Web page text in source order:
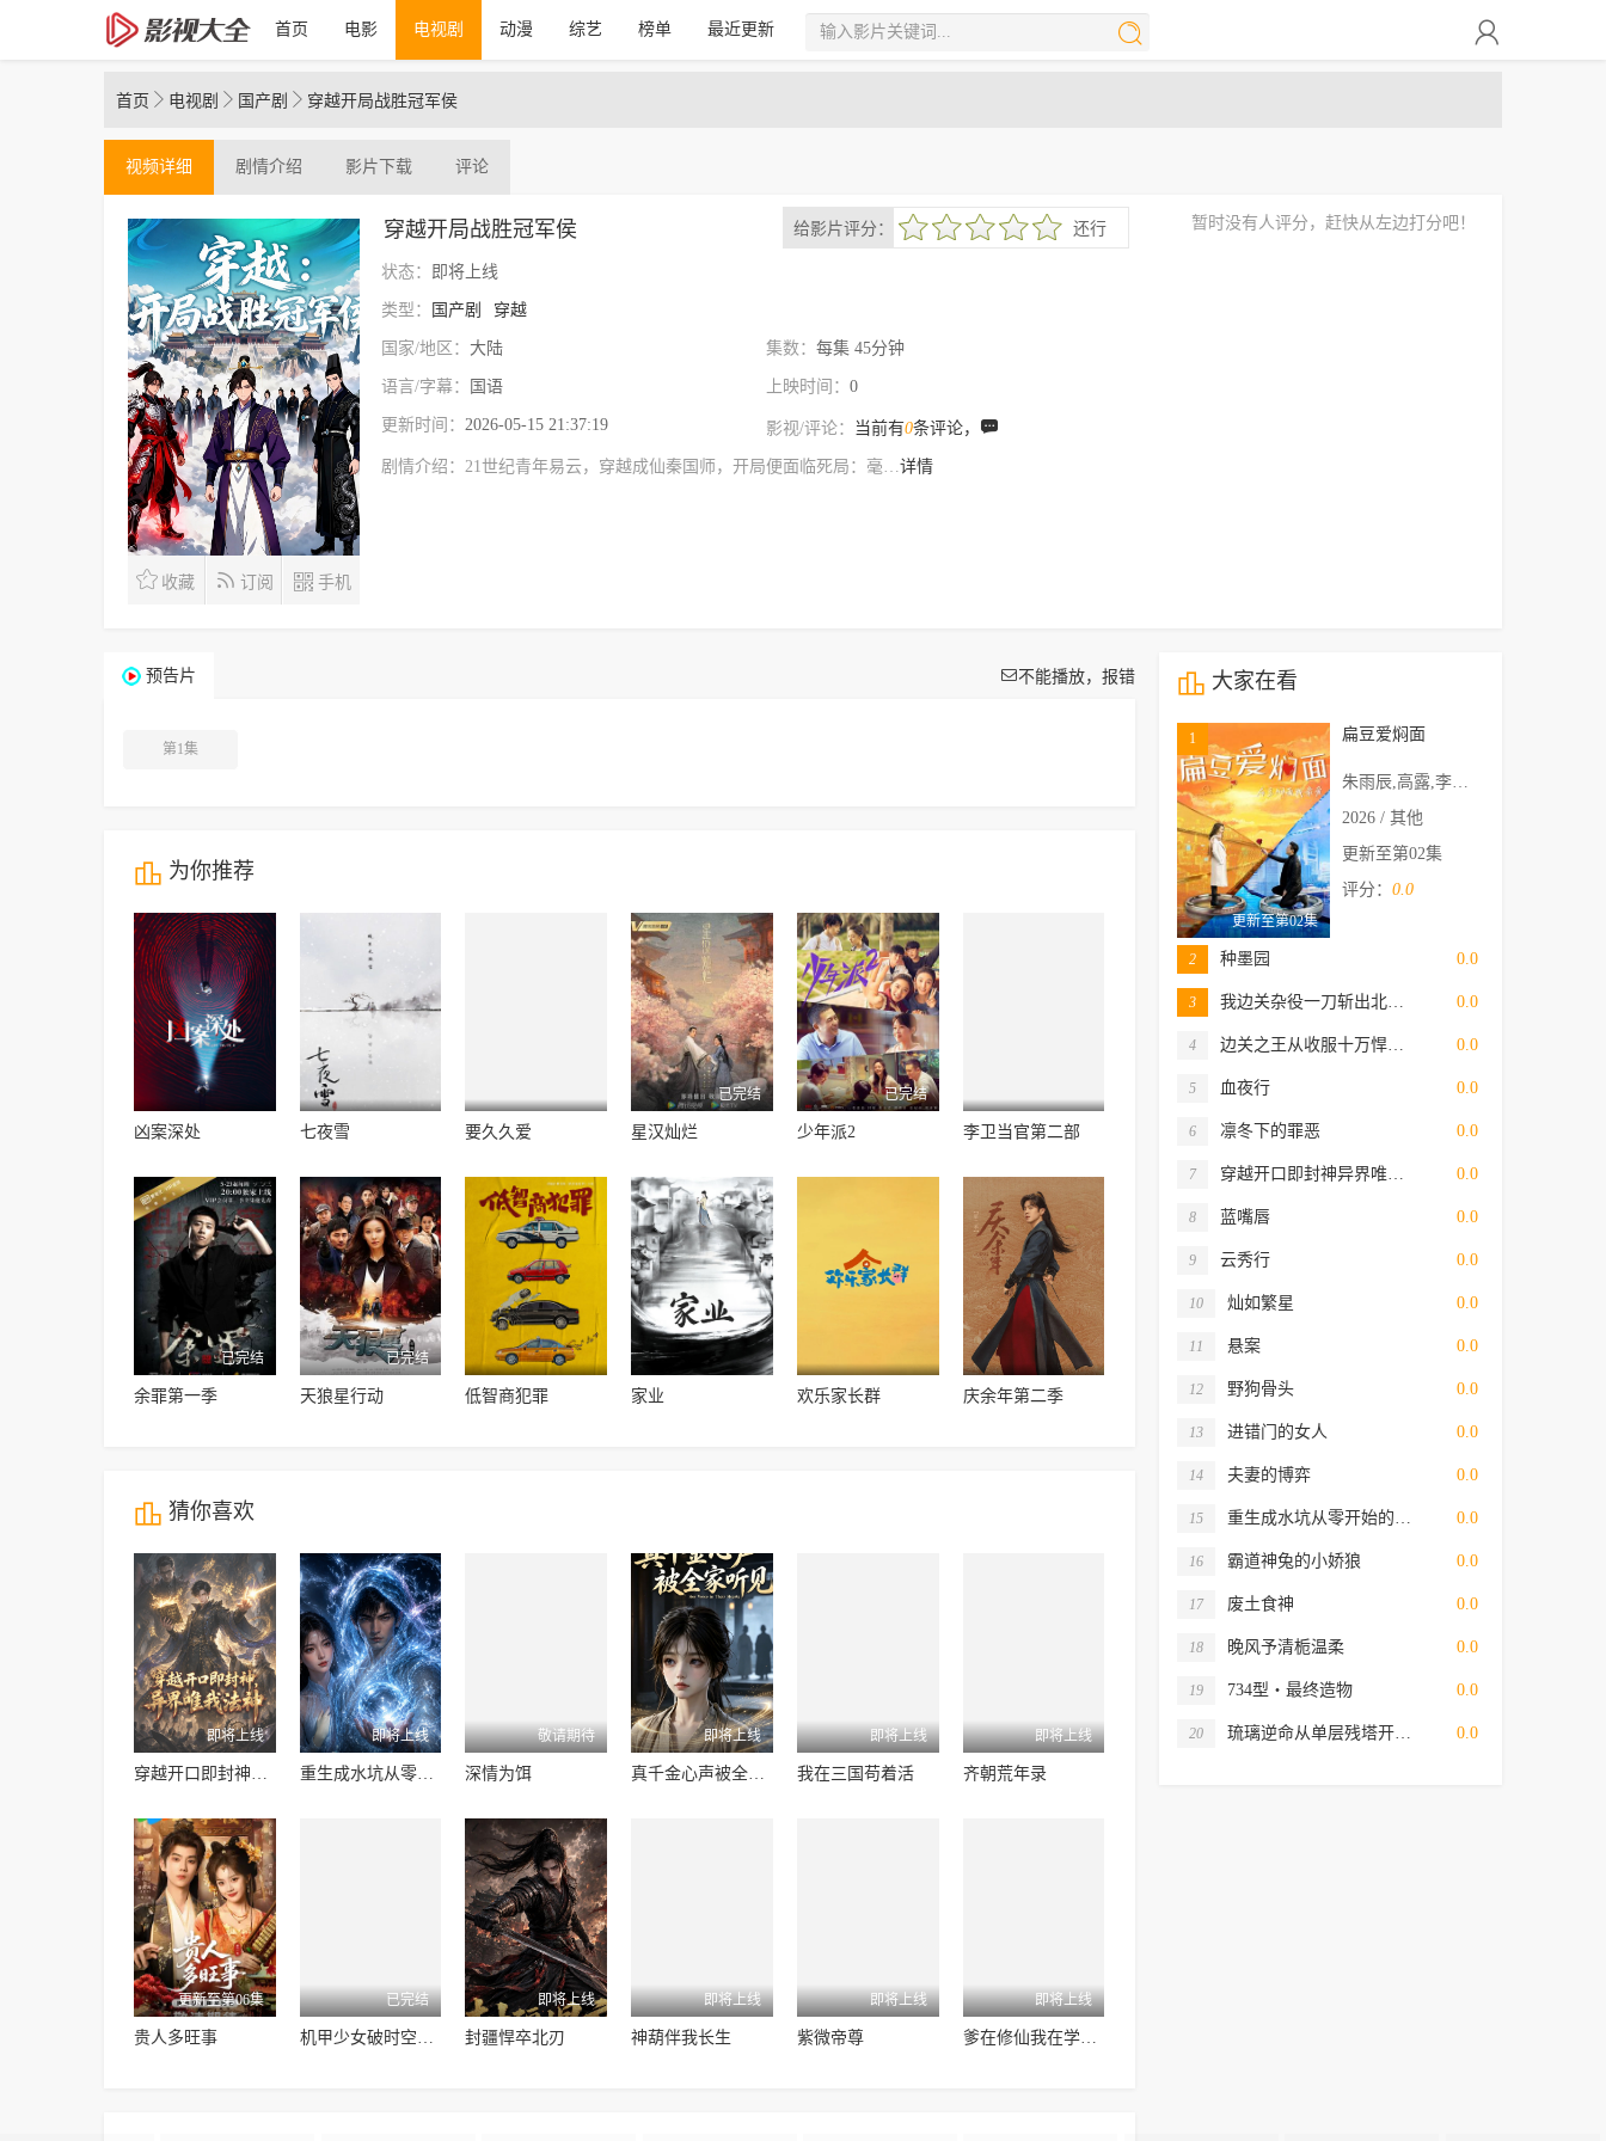
首页 电影 电视剧 动漫 综艺 榜单 最近更新  
首页  电视剧  国产剧  穿越开局战胜冠军侯
视频详细 剧情介绍 影片下载 评论
 收藏  订阅  手机
给影片评分：
很差较差 还行 推荐力荐 还行
穿越开局战胜冠军侯
状态： 即将上线
类型： 国产剧 穿越
国家/地区： 大陆 集数： 每集 45分钟
语言/字幕： 国语 上映时间： 0
更新时间：2026-05-15 21:37:19 影视/评论： 当前有0条评论， 
剧情介绍：21世纪青年易云，穿越成仙秦国师，开局便面临死局：毫…详情
暂时没有人评分，赶快从左边打分吧！
预告片 不能播放，报错
第1集
 为你推荐
凶案深处 七夜雪 要久久爱
已完结
星汉灿烂
已完结
少年派2 李卫当官第二部
已完结
余罪第一季
已完结
天狼星行动 低智商犯罪 家业 欢乐家长群 庆余年第二季
 猜你喜欢
即将上线 即将上线
重生成水坑从零开始的河神之路
敬请期待
深情为饵
即将上线 即将上线
我在三国苟着活
即将上线
齐朝荒年录
更新至第06集
贵人多旺事
已完结 即将上线
封疆悍卒北刃
即将上线
神葫伴我长生
即将上线
紫微帝尊
即将上线
爹在修仙我在学校爆红
 大家在看
更新至第02集
1 扁豆爱焖面
2026 / 其他
更新至第02集
评分：0.0
2 种墨园 0.0
3 我边关杂役一刀斩出北… 0.0
4 边关之王从收服十万悍… 0.0
5 血夜行 0.0
6 凛冬下的罪恶 0.0
7 穿越开口即封神异界唯… 0.0
8 蓝嘴唇 0.0
9 云秀行 0.0
10 灿如繁星 0.0
11 悬案 0.0
12 野狗骨头 0.0
13 进错门的女人 0.0
14 夫妻的博弈 0.0
15 重生成水坑从零开始的… 0.0
16 霸道神兔的小娇狼 0.0
17 废土食神 0.0
18 晚风予清栀温柔 0.0
19 734型・最终造物 0.0
20 琉璃逆命从单层残塔开… 0.0